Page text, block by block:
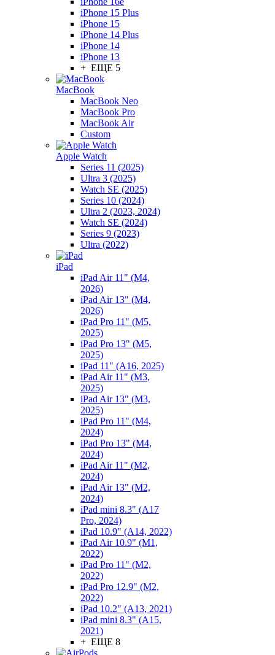
iPhone 15 Plus
iPhone 15
iPhone 14 Plus
iPhone 14
iPhone 13
+ ЕЩЕ 5
MacBook
MacBook Neo
MacBook Pro
MacBook Air
Custom
Apple Watch
Series 11 (2025)
Ultra 3 (2025)
Watch SE (2025)
Series 10 (2024)
Ultra 2 (2023, 2024)
Watch SE (2024)
Series 9 (2023)
Ultra (2022)
iPad
iPad Air 11" (M4,
2026)
iPad Air 13" (M4,
2026)
iPad Pro 11" (M5,
2025)
iPad Pro 13" (M5,
2025)
iPad 11" (A16, 2025)
iPad Air 11" (M3,
2025)
iPad Air 13" (M3,
2025)
iPad Pro 11" (M4,
2024)
iPad Pro 13" (M4,
2024)
iPad Air 11" (M2,
2024)
iPad Air 13" (M2,
2024)
iPad mini 8.3" (A17
Pro, 2024)
iPad 10.9" (A14, 2022)
iPad Air 10.9" (M1,
2022)
iPad Pro 11" (M2,
2022)
iPad Pro 12.9" (M2,
2022)
iPad 10.2" (A13, 2021)
iPad mini 8.3" (A15,
2021)
+ ЕЩЕ 8